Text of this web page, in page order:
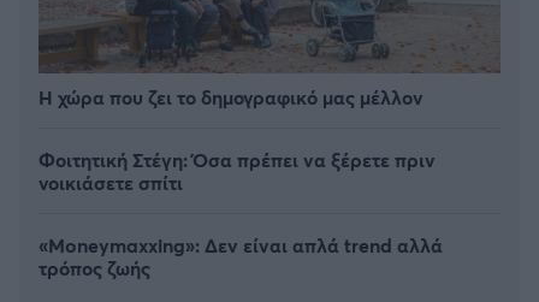
Η χώρα που ζει το δημογραφικό μας μέλλον
Φοιτητική Στέγη: Όσα πρέπει να ξέρετε πριν
νοικιάσετε σπίτι
«Moneymaxxing»: Δεν είναι απλά trend αλλά
τρόπος ζωής